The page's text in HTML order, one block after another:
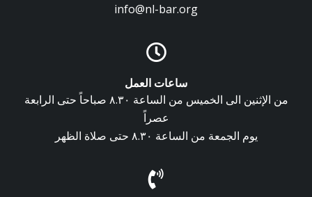
info@nl-bar.org
ساعات العمل
من الإثنين الى الخميس من الساعة ٨.٣٠ صباحاً حتى الرابعة
عصراً
يوم الجمعة من الساعة ٨.٣٠ حتى صلاة الظهر